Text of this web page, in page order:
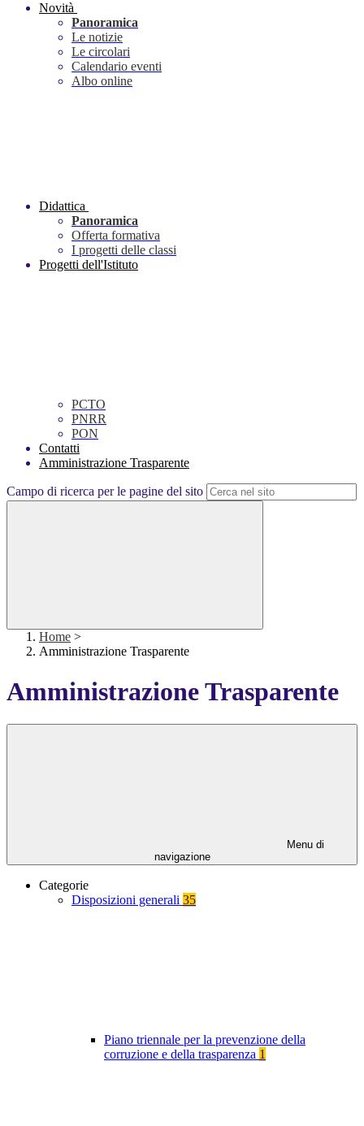
Novità
Panoramica
Le notizie
Le circolari
Calendario eventi
Albo online
Didattica
Panoramica
Offerta formativa
I progetti delle classi
Progetti dell'Istituto
PCTO
PNRR
PON
Contatti
Amministrazione Trasparente
Campo di ricerca per le pagine del sito
Home >
Amministrazione Trasparente
Amministrazione Trasparente
Menu di
navigazione
Categorie
Disposizioni generali 35
Piano triennale per la prevenzione della
corruzione e della trasparenza 1